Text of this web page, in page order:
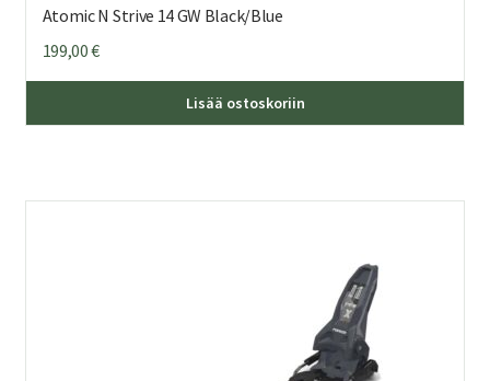
Atomic N Strive 14 GW Black/Blue
199,00€
Lisää ostoskoriin